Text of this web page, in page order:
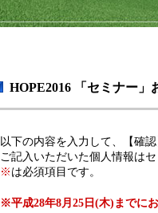
HOPE2016 「セミナー」
以下の内容を入力して、【確
ご記入いただいた個人情報は
※ は必須項目です。
※平成28年8月25日(木)までに